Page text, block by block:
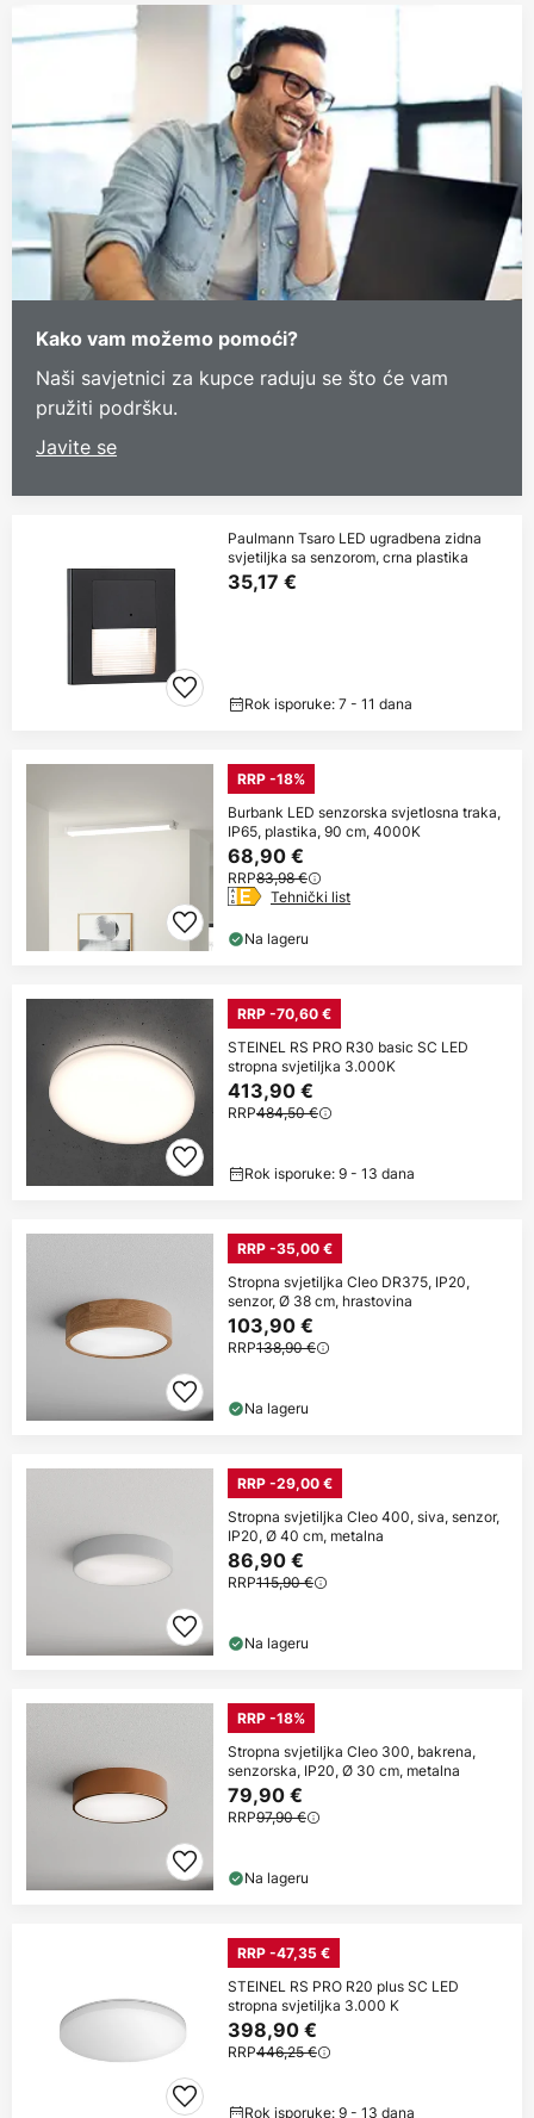
Kako vam možemo pomoći?
Naši savjetnici za kupce raduju se što će vam
pružiti podršku.
Javite se
Paulmann Tsaro LED ugradbena zidna
svjetiljka sa senzorom, crna plastika
35,17 €
Rok isporuke: 7 - 11 dana
RRP -18%
Burbank LED senzorska svjetlosna traka,
IP65, plastika, 90 cm, 4000K
68,90 €
RRP83,98 €
Tehnički list
Na lageru
RRP -70,60 €
STEINEL RS PRO R30 basic SC LED
stropna svjetiljka 3.000K
413,90 €
RRP484,50 €
Rok isporuke: 9 - 13 dana
RRP -35,00 €
Stropna svjetiljka Cleo DR375, IP20,
senzor, Ø 38 cm, hrastovina
103,90 €
RRP138,90 €
Na lageru
RRP -29,00 €
Stropna svjetiljka Cleo 400, siva, senzor,
IP20, Ø 40 cm, metalna
86,90 €
RRP115,90 €
Na lageru
RRP -18%
Stropna svjetiljka Cleo 300, bakrena,
senzorska, IP20, Ø 30 cm, metalna
79,90 €
RRP97,90 €
Na lageru
RRP -47,35 €
STEINEL RS PRO R20 plus SC LED
stropna svjetiljka 3.000 K
398,90 €
RRP446,25 €
Rok isporuke: 9 - 13 dana